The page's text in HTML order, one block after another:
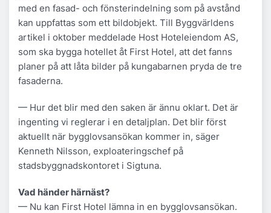
med en fasad- och fönsterindelning som på avstånd
kan uppfattas som ett bildobjekt. Till Byggvärldens
artikel i oktober meddelade Host Hoteleiendom AS,
som ska bygga hotellet åt First Hotel, att det fanns
planer på att låta bilder på kungabarnen pryda de tre
fasaderna.
— Hur det blir med den saken är ännu oklart. Det är
ingenting vi reglerar i en detaljplan. Det blir först
aktuellt när bygglovsansökan kommer in, säger
Kenneth Nilsson, exploateringschef på
stadsbyggnadskontoret i Sigtuna.
Vad händer härnäst?
— Nu kan First Hotel lämna in en bygglovsansökan.